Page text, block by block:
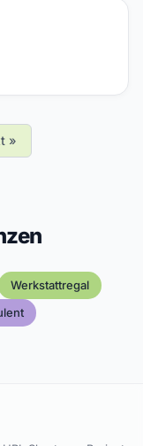
»
Werkstattregal